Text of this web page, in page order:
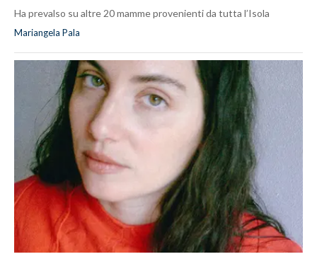
Ha prevalso su altre 20 mamme provenienti da tutta l’Isola
Mariangela Pala